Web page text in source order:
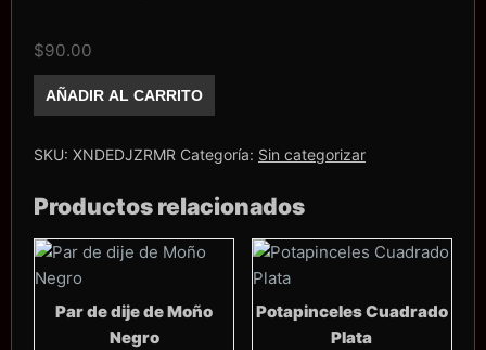
$90.00
Exotic
Nails
Mariposa
AÑADIR AL CARRITO
SKU: XNDEDJZRMR Categoría: Sin categorizar
Productos relacionados
Par de dije de Moño
Negro
Potapinceles Cuadrado
Plata